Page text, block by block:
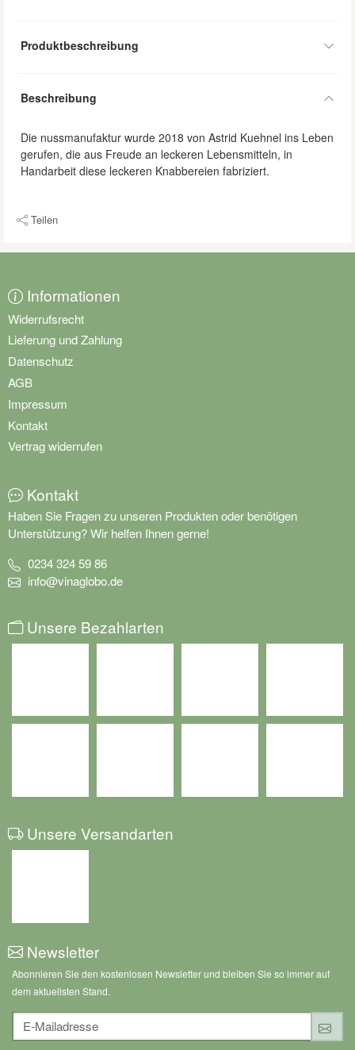
Produktbeschreibung
Beschreibung
Die nussmanufaktur wurde 2018 von Astrid Kuehnel ins Leben
gerufen, die aus Freude an leckeren Lebensmitteln, in
Handarbeit diese leckeren Knabbereien fabriziert.
Teilen
Informationen
Widerrufsrecht
Lieferung und Zahlung
Datenschutz
AGB
Impressum
Kontakt
Vertrag widerrufen
Kontakt
Haben Sie Fragen zu unseren Produkten oder benötigen
Unterstützung? Wir helfen Ihnen gerne!
0234 324 59 86
info@vinaglobo.de
Unsere Bezahlarten
Unsere Versandarten
Newsletter
Abonnieren Sie den kostenlosen Newsletter und bleiben Sie so immer auf
dem aktuellsten Stand.
E-Mailadresse